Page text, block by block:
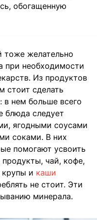
обогащенную
тоже желательно
при необходимости
Из продуктов
сделать
в нем больше всего
блюда следует
ягодными соусами
соками. В них
помогают усвоить
чай, кофе,
крупы и каши
не стоит. Эти
минерала.